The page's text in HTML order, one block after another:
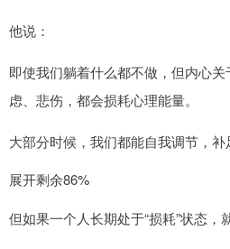
他说：
即使我们躺着什么都不做，但内心
虑、悲伤，都会损耗心理能量。
大部分时候，我们都能自我调节，补
展开剩余86%
但如果一个人长期处于“损耗”状态，